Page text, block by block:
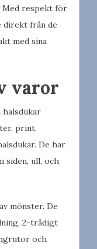
Med respekt för
från de
med sina
varor
halsdukar
print,
De har
siden, ull, och
mönster. De
2-trådigt
och